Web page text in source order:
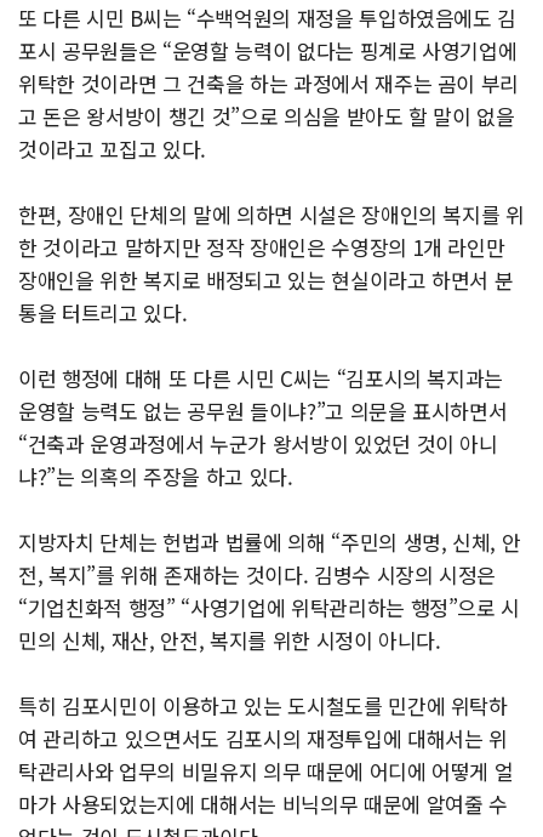
또 다른 시민 B씨는 “수백억원의 재정을 투입하였음에도 김
포시 공무원들은 “운영할 능력이 없다는 핑계로 사영기업에
위탁한 것이라면 그 건축을 하는 과정에서 재주는 곰이 부리
고 돈은 왕서방이 챙긴 것”으로 의심을 받아도 할 말이 없을
것이라고 꼬집고 있다.
한편, 장애인 단체의 말에 의하면 시설은 장애인의 복지를 위
한 것이라고 말하지만 정작 장애인은 수영장의 1개 라인만
장애인을 위한 복지로 배정되고 있는 현실이라고 하면서 분
통을 터트리고 있다.
이런 행정에 대해 또 다른 시민 C씨는 “김포시의 복지과는
운영할 능력도 없는 공무원 들이냐?”고 의문을 표시하면서
“건축과 운영과정에서 누군가 왕서방이 있었던 것이 아니
냐?”는 의혹의 주장을 하고 있다.
지방자치 단체는 헌법과 법률에 의해 “주민의 생명, 신체, 안
전, 복지”를 위해 존재하는 것이다. 김병수 시장의 시정은
“기업친화적 행정” “사영기업에 위탁관리하는 행정”으로 시
민의 신체, 재산, 안전, 복지를 위한 시정이 아니다.
특히 김포시민이 이용하고 있는 도시철도를 민간에 위탁하
여 관리하고 있으면서도 김포시의 재정투입에 대해서는 위
탁관리사와 업무의 비밀유지 의무 때문에 어디에 어떻게 얼
마가 사용되었는지에 대해서는 비닉의무 때문에 알여줄 수